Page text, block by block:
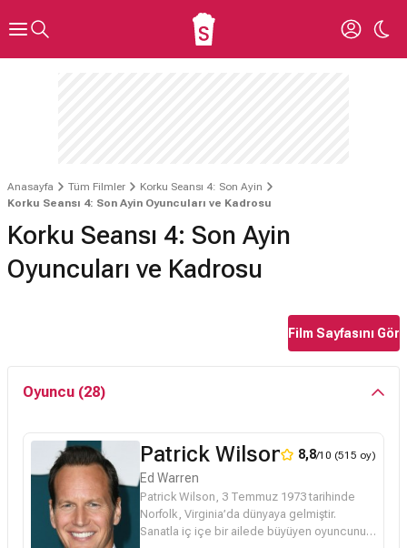
Anasayfa Tüm Filmler
Korku Seansı 4: Son Ayin
Korku Seansı 4: Son Ayin Oyuncuları ve Kadrosu
Korku Seansı 4: Son Ayin
Oyuncuları ve Kadrosu
Film Sayfasını Gör
Oyuncu (28)
Patrick Wilson 8,8/10 (515 oy)
Ed Warren
Patrick Wilson, 3 Temmuz 1973 tarihinde
Norfolk, Virginia’da dünyaya gelmiştir.
Sanatla iç içe bir ailede büyüyen oyuncunun